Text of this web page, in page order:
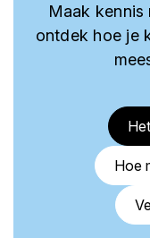
Maak
ontdek hoe je
Hoe